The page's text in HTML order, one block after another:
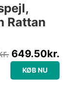
Rattan
649.50kr.
KØB NU